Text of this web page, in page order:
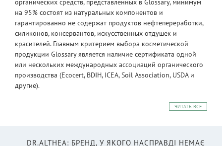
органических средств, представленных в Glossary, минимум
на 95% состоят из натуральных компонентов и
гарантированно не содержат продуктов нефтепереработки,
силиконов, консервантов, искусственных отдушек и
красителей. Главным критерием выбора косметической
продукции Glossary является наличие сертификата одной
или нескольких международных ассоциаций органического
производства (Ecocert, BDIH, ICEA, Soil Association, USDA и
другие).
ЧИТАТЬ ВСЕ
DR.ALTHEA: БРЕНД, У ЯКОГО НАСПРАВДІ НЕМАЄ